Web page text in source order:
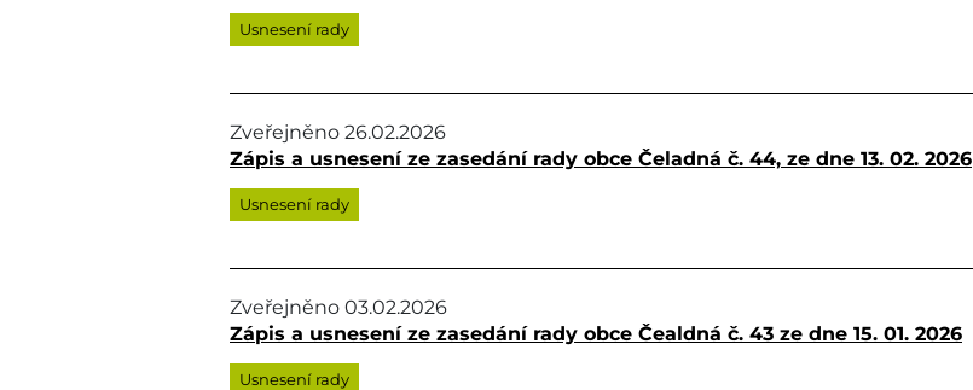
Usnesení rady
Zveřejněno 26.02.2026
Zápis a usnesení ze zasedání rady obce Čeladná č. 44, ze dne 13. 02. 2026
Usnesení rady
Zveřejněno 03.02.2026
Zápis a usnesení ze zasedání rady obce Čealdná č. 43 ze dne 15. 01. 2026
Usnesení rady